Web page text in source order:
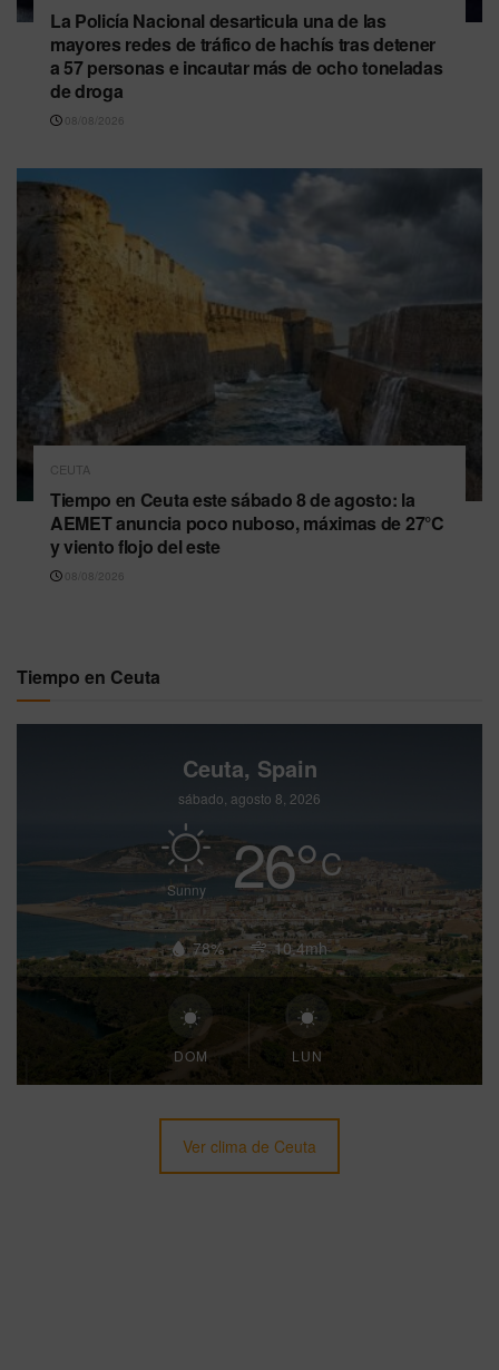
La Policía Nacional desarticula una de las
mayores redes de tráfico de hachís tras detener
a 57 personas e incautar más de ocho toneladas
de droga
08/08/2026
CEUTA
Tiempo en Ceuta este sábado 8 de agosto: la
AEMET anuncia poco nuboso, máximas de 27°C
y viento flojo del este
08/08/2026
Tiempo en Ceuta
Ceuta, Spain
sábado, agosto 8, 2026
Sunny 26°C
78% 10.4mh
DOM LUN
Ver clima de Ceuta